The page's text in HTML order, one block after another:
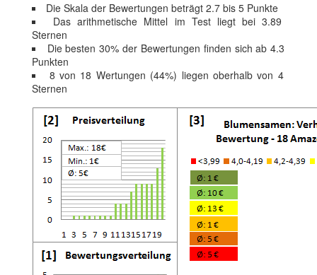
Die Skala der Bewertungen beträgt 2.7 bis 5 Punkte
Das arithmetische Mittel im Test liegt bei 3.89
Sternen
Die besten 30% der Bewertungen finden sich ab 4.3
Punkten
8 von 18 Wertungen (44%) liegen oberhalb von 4
Sternen